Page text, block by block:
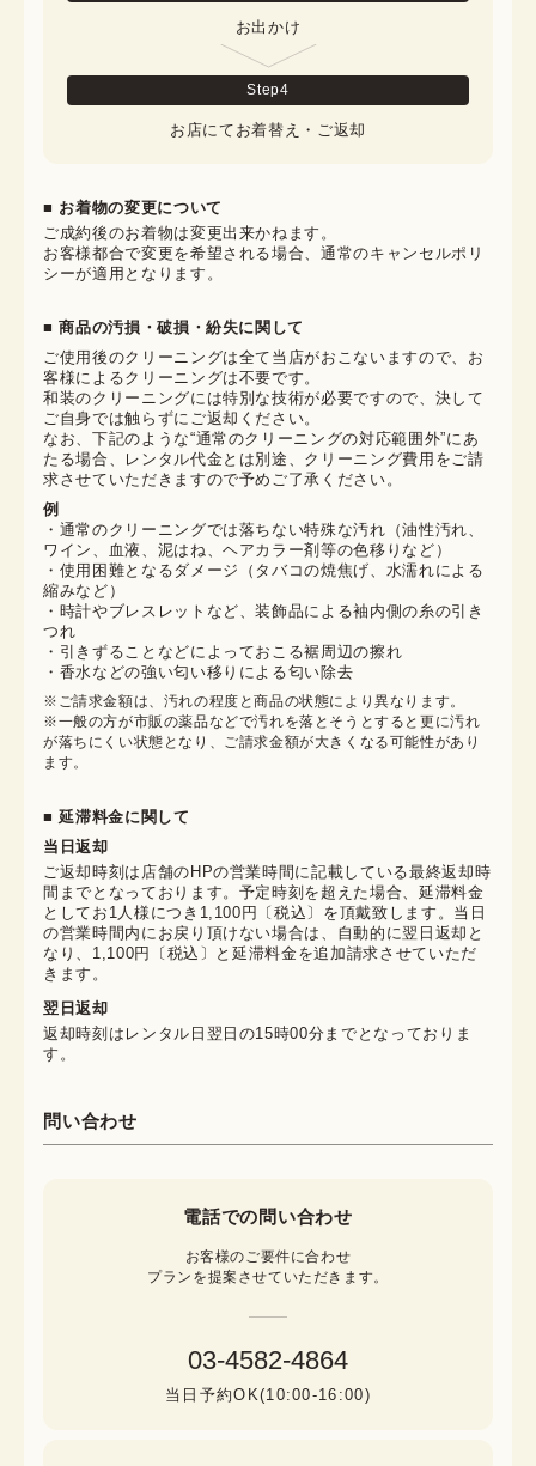
お出かけ
Step4
お店にてお着替え・ご返却
■ お着物の変更について
ご成約後のお着物は変更出来かねます。
お客様都合で変更を希望される場合、通常のキャンセルポリ
シーが適用となります。
■ 商品の汚損・破損・紛失に関して
ご使用後のクリーニングは全て当店がおこないますので、お
客様によるクリーニングは不要です。
和装のクリーニングには特別な技術が必要ですので、決して
ご自身では触らずにご返却ください。
なお、下記のような“通常のクリーニングの対応範囲外”にあ
たる場合、レンタル代金とは別途、クリーニング費用をご請
求させていただきますので予めご了承ください。
例
・通常のクリーニングでは落ちない特殊な汚れ（油性汚れ、
ワイン、血液、泥はね、ヘアカラー剤等の色移りなど）
・使用困難となるダメージ（タバコの焼焦げ、水濡れによる
縮みなど）
・時計やブレスレットなど、装飾品による袖内側の糸の引き
つれ
・引きずることなどによっておこる裾周辺の擦れ
・香水などの強い匂い移りによる匂い除去
※ご請求金額は、汚れの程度と商品の状態により異なります。
※一般の方が市販の薬品などで汚れを落とそうとすると更に汚れ
が落ちにくい状態となり、ご請求金額が大きくなる可能性があり
ます。
■ 延滞料金に関して
当日返却
ご返却時刻は店舗のHPの営業時間に記載している最終返却時
間までとなっております。予定時刻を超えた場合、延滞料金
としてお1人様につき1,100円〔税込〕を頂戴致します。当日
の営業時間内にお戻り頂けない場合は、自動的に翌日返却と
なり、1,100円〔税込〕と延滞料金を追加請求させていただ
きます。
翌日返却
返却時刻はレンタル日翌日の15時00分までとなっておりま
す。
問い合わせ
電話での問い合わせ
お客様のご要件に合わせ
プランを提案させていただきます。
03-4582-4864
当日予約OK(10:00-16:00)